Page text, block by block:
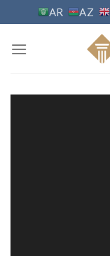
to
content
AR AZ